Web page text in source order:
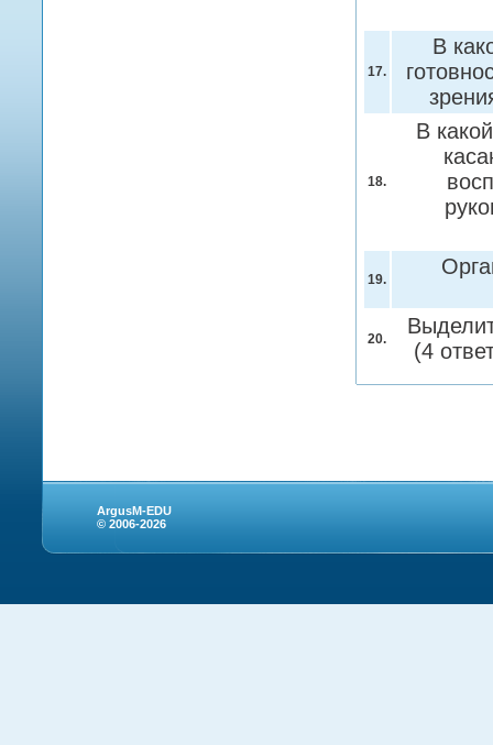
17.
В
18.
В
19.
20.
(4
ArgusM-EDU
© 2006-2026